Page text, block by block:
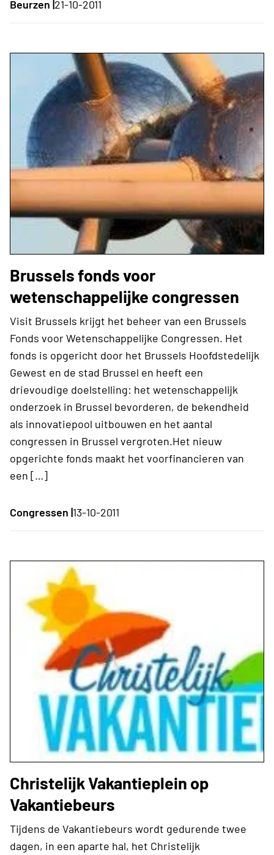
Beurzen | 21-10-2011
Brussels fonds voor
wetenschappelijke congressen
Visit Brussels krijgt het beheer van een Brussels
Fonds voor Wetenschappelijke Congressen. Het
fonds is opgericht door het Brussels Hoofdstedelijk
Gewest en de stad Brussel en heeft een
drievoudige doelstelling: het wetenschappelijk
onderzoek in Brussel bevorderen, de bekendheid
als innovatiepool uitbouwen en het aantal
congressen in Brussel vergroten.Het nieuw
opgerichte fonds maakt het voorfinancieren van
een […]
Congressen |13-10-2011
Christelijk Vakantieplein op
Vakantiebeurs
Tijdens de Vakantiebeurs wordt gedurende twee
dagen, in een aparte hal, het Christelijk